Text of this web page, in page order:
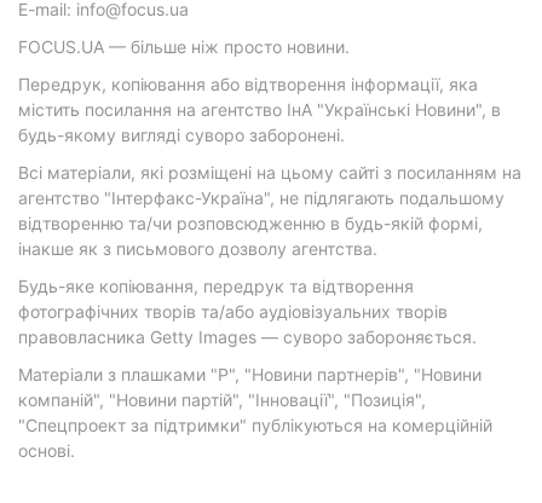
E-mail: info@focus.ua
FOCUS.UA — більше ніж просто новини.
Передрук, копіювання або відтворення інформації, яка
містить посилання на агентство ІнА "Українські Новини", в
будь-якому вигляді суворо заборонені.
Всі матеріали, які розміщені на цьому сайті з посиланням на
агентство "Інтерфакс-Україна", не підлягають подальшому
відтворенню та/чи розповсюдженню в будь-якій формі,
інакше як з письмового дозволу агентства.
Будь-яке копіювання, передрук та відтворення
фотографічних творів та/або аудіовізуальних творів
правовласника Getty Images — суворо забороняється.
Матеріали з плашками "Р", "Новини партнерів", "Новини
компаній", "Новини партій", "Інновації", "Позиція",
"Спецпроект за підтримки" публікуються на комерційній
основі.